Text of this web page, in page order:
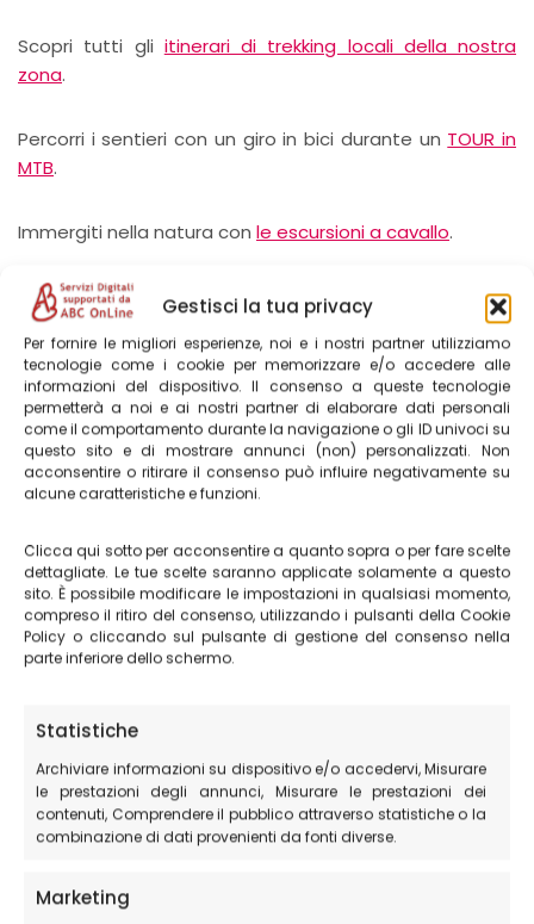
Gestisci la tua privacy
Per fornire le migliori esperienze, noi e i nostri partner utilizziamo
tecnologie come i cookie per memorizzare e/o accedere alle
informazioni del dispositivo. Il consenso a queste tecnologie
permetterà a noi e ai nostri partner di elaborare dati personali
come il comportamento durante la navigazione o gli ID univoci su
questo sito e di mostrare annunci (non) personalizzati. Non
acconsentire o ritirare il consenso può influire negativamente su
alcune caratteristiche e funzioni.
Clicca qui sotto per acconsentire a quanto sopra o per fare scelte
dettagliate. Le tue scelte saranno applicate solamente a questo
sito. È possibile modificare le impostazioni in qualsiasi momento,
compreso il ritiro del consenso, utilizzando i pulsanti della Cookie
Policy o cliccando sul pulsante di gestione del consenso nella
parte inferiore dello schermo.
Statistiche
Archiviare informazioni su dispositivo e/o accedervi, Misurare
le prestazioni degli annunci, Misurare le prestazioni dei
contenuti, Comprendere il pubblico attraverso statistiche o la
combinazione di dati provenienti da fonti diverse.
Marketing
Scopri tutti gli itinerari di trekking locali della nostra
zona.
Percorri i sentieri con un giro in bici durante un TOUR in
MTB.
Immergiti nella natura con le escursioni a cavallo.
Tutte le informazioni sulvolo libero a Castelluccio di
Norcia.
Norcia e il centro storico
Ferentillo e il museo delle mummie
Ascoli Piceno e la sua piazza
La Cascata delle Marmore
Spoleto, la città medievale